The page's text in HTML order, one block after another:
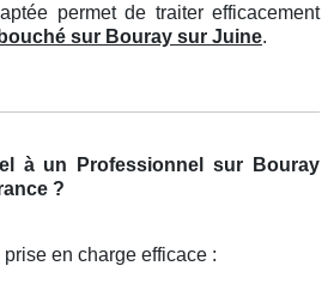
permet de traiter efficacement
sur Bouray sur Juine.
à un Professionnel sur Bouray
?
en charge efficace :